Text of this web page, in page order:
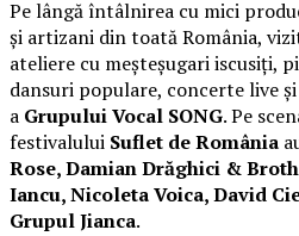
Pe lângă întâlnirea cu mici
și artizani din toată România,
ateliere cu meșteșugari iscusiți,
dansuri populare, concerte live
a Grupului Vocal SONG. Pe
festivalului Suflet de România
Rose, Damian Drăghici &
Iancu, Nicoleta Voica, David
Grupul Jianca.